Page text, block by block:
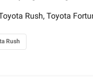
Rush, Toyota
Rush